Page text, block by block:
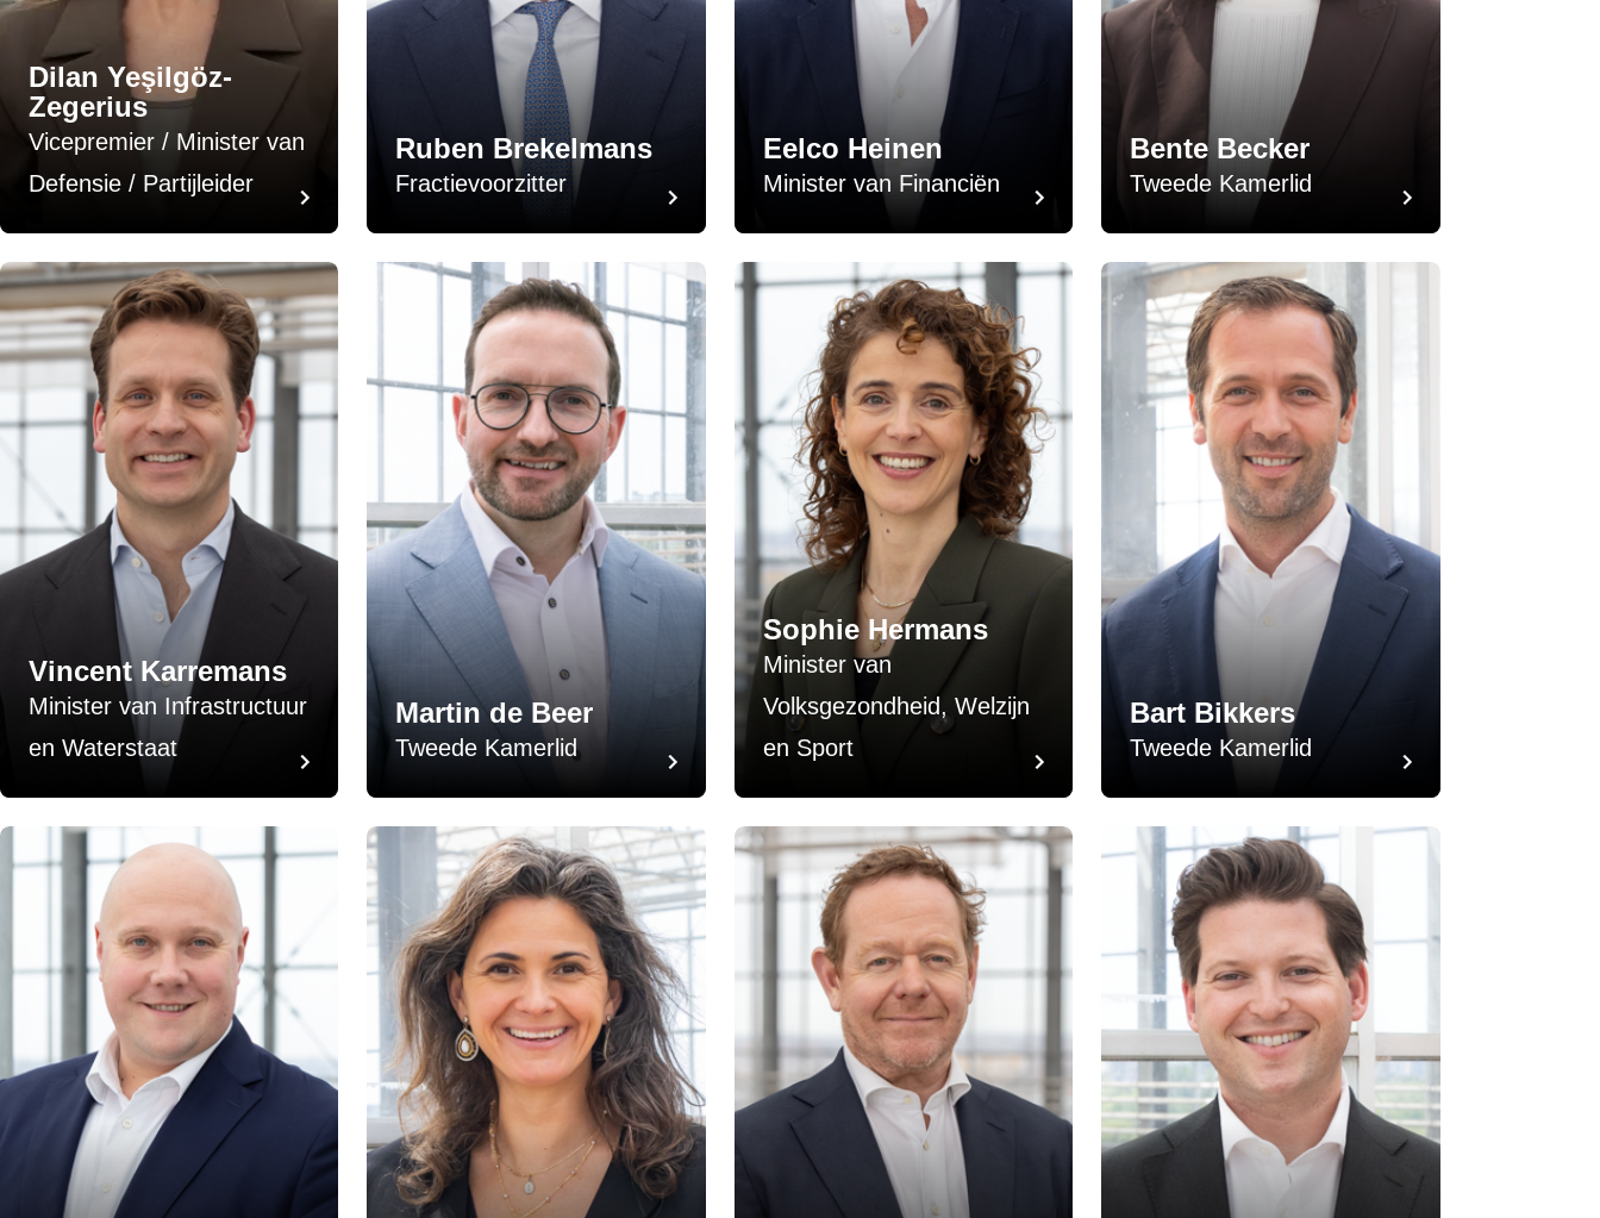
Dilan Yeşilgöz-
Zegerius
Vicepremier / Minister van
Defensie / Partijleider
Ruben Brekelmans
Fractievoorzitter
Eelco Heinen
Minister van Financiën
Bente Becker
Tweede Kamerlid
Vincent Karremans
Minister van Infrastructuur
en Waterstaat
Martin de Beer
Tweede Kamerlid
Sophie Hermans
Minister van
Volksgezondheid, Welzijn
en Sport
Bart Bikkers
Tweede Kamerlid